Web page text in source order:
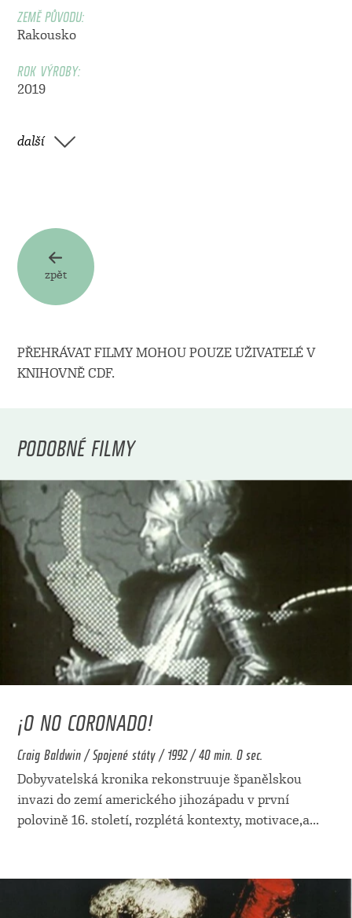
ZEMĚ PŮVODU:
Rakousko
ROK VÝROBY:
2019
další
zpět
PŘEHRÁVAT FILMY MOHOU POUZE UŽIVATELÉ V
KNIHOVNĚ CDF.
PODOBNÉ FILMY
¡O NO CORONADO!
Craig Baldwin / Spojené státy / 1992 / 40 min. 0 sec.
Dobyvatelská kronika rekonstruuje španělskou
invazi do zemí amerického jihozápadu v první
polovině 16. století, rozplétá kontexty, motivace,a...